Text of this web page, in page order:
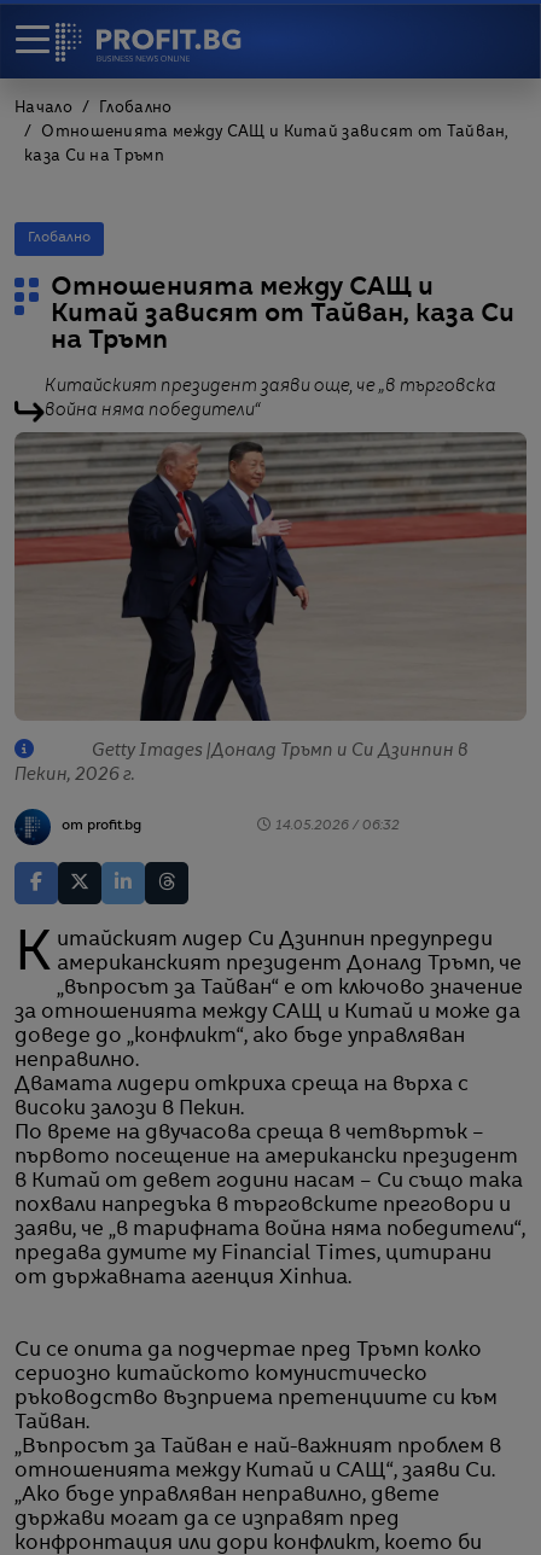
Начало
Глобално
Отношенията между САЩ и Китай зависят от Тайван,
каза Си на Тръмп
Глобално
Отношенията между САЩ и
Китай зависят от Тайван, каза Си
на Тръмп
Китайският президент заяви още, че „в търговска
война няма победители“
Getty Images |Доналд Тръмп и Си Дзинпин в
Пекин, 2026 г.
от profit.bg 14.05.2026 / 06:32
Китайският лидер Си Дзинпин предупреди американският президент Доналд Тръмп, че
„въпросът за Тайван“ е от ключово значение
за отношенията между САЩ и Китай и може да
доведе до „конфликт“, ако бъде управляван
неправилно.
Двамата лидери откриха среща на върха с
високи залози в Пекин.
По време на двучасова среща в четвъртък –
първото посещение на американски президент
в Китай от девет години насам – Си също така
похвали напредъка в търговските преговори и
заяви, че „в тарифната война няма победители“,
предава думите му Financial Times, цитирани
от държавната агенция Xinhua.
Си се опита да подчертае пред Тръмп колко
сериозно китайското комунистическо
ръководство възприема претенциите си към
Тайван.
„Въпросът за Тайван е най-важният проблем в
отношенията между Китай и САЩ“, заяви Си.
„Ако бъде управляван неправилно, двете
държави могат да се изправят пред
конфронтация или дори конфликт, което би